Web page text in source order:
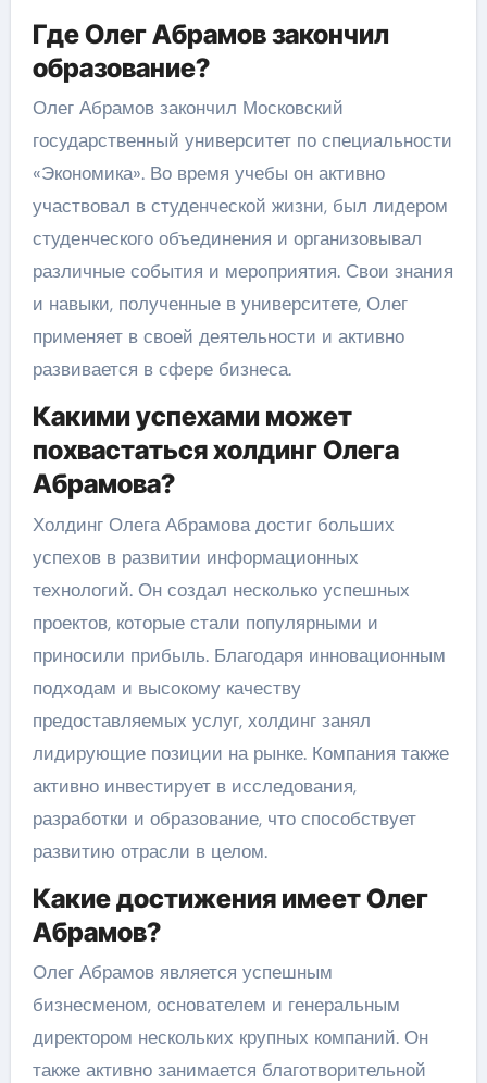
Где Олег Абрамов закончил
образование?
Олег Абрамов закончил Московский
государственный университет по специальности
«Экономика». Во время учебы он активно
участвовал в студенческой жизни, был лидером
студенческого объединения и организовывал
различные события и мероприятия. Свои знания
и навыки, полученные в университете, Олег
применяет в своей деятельности и активно
развивается в сфере бизнеса.
Какими успехами может
похвастаться холдинг Олега
Абрамова?
Холдинг Олега Абрамова достиг больших
успехов в развитии информационных
технологий. Он создал несколько успешных
проектов, которые стали популярными и
приносили прибыль. Благодаря инновационным
подходам и высокому качеству
предоставляемых услуг, холдинг занял
лидирующие позиции на рынке. Компания также
активно инвестирует в исследования,
разработки и образование, что способствует
развитию отрасли в целом.
Какие достижения имеет Олег
Абрамов?
Олег Абрамов является успешным
бизнесменом, основателем и генеральным
директором нескольких крупных компаний. Он
также активно занимается благотворительной